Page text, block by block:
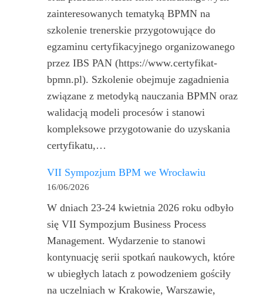
zainteresowanych tematyką BPMN na
szkolenie trenerskie przygotowujące do
egzaminu certyfikacyjnego organizowanego
przez IBS PAN (https://www.certyfikat-
bpmn.pl). Szkolenie obejmuje zagadnienia
związane z metodyką nauczania BPMN oraz
walidacją modeli procesów i stanowi
kompleksowe przygotowanie do uzyskania
certyfikatu,…
VII Sympozjum BPM we Wrocławiu
16/06/2026
W dniach 23-24 kwietnia 2026 roku odbyło
się VII Sympozjum Business Process
Management. Wydarzenie to stanowi
kontynuację serii spotkań naukowych, które
w ubiegłych latach z powodzeniem gościły
na uczelniach w Krakowie, Warszawie,